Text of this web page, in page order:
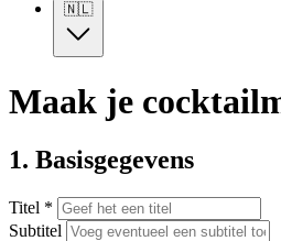
🇳🇱
Maak je
1. Basisgegevens
Titel *
Subtitel